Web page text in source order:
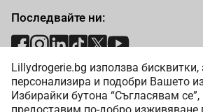
Lillydrogerie.bg използва бисквитки,
персонализира и подобри Вашето
Избирайки бутона “Съгласявам
Последвайте ни:
Начини на плащане: